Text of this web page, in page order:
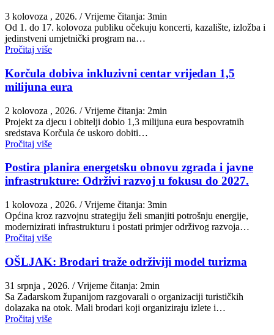
3 kolovoza , 2026. / Vrijeme čitanja: 3min
Od 1. do 17. kolovoza publiku očekuju koncerti, kazalište, izložba i
jedinstveni umjetnički program na…
Pročitaj više
Korčula dobiva inkluzivni centar vrijedan 1,5
milijuna eura
2 kolovoza , 2026. / Vrijeme čitanja: 2min
Projekt za djecu i obitelji dobio 1,3 milijuna eura bespovratnih
sredstava Korčula će uskoro dobiti…
Pročitaj više
Postira planira energetsku obnovu zgrada i javne
infrastrukture: Održivi razvoj u fokusu do 2027.
1 kolovoza , 2026. / Vrijeme čitanja: 3min
Općina kroz razvojnu strategiju želi smanjiti potrošnju energije,
modernizirati infrastrukturu i postati primjer održivog razvoja…
Pročitaj više
OŠLJAK: Brodari traže održiviji model turizma
31 srpnja , 2026. / Vrijeme čitanja: 2min
Sa Zadarskom županijom razgovarali o organizaciji turističkih
dolazaka na otok. Mali brodari koji organiziraju izlete i…
Pročitaj više